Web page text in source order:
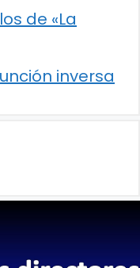
de «La
inversa